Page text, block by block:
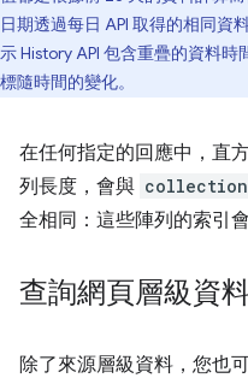
日期透過每日 API 取得的相同資
示 History API 包含重疊的資料
標隨時間的變化。
在任何指定的回應中，直
列長度，會與
全相同：這些陣列的索引會
查詢網頁層級資
除了來源層級資料，您也